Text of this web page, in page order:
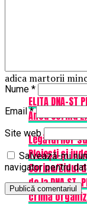
creat in jurul
ca un grup de
gruparea de
Negulescu
urbea noastra
adica martorii
ELITA DNA-
Anca Corina
Legăturilor
Ploiești și
Corina/Zidul
de la DNA
crimă
Nume *
Email*
Site web
Salvează-mi
navigator pentru